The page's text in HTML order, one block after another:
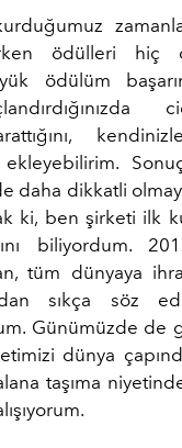
ödülleri hiç
ödülüm
daha dikkatli
ki, ben şirketi ilk
biliyordum.
tüm dünyaya
sıkça söz
Günümüzde de
dünya
taşıma